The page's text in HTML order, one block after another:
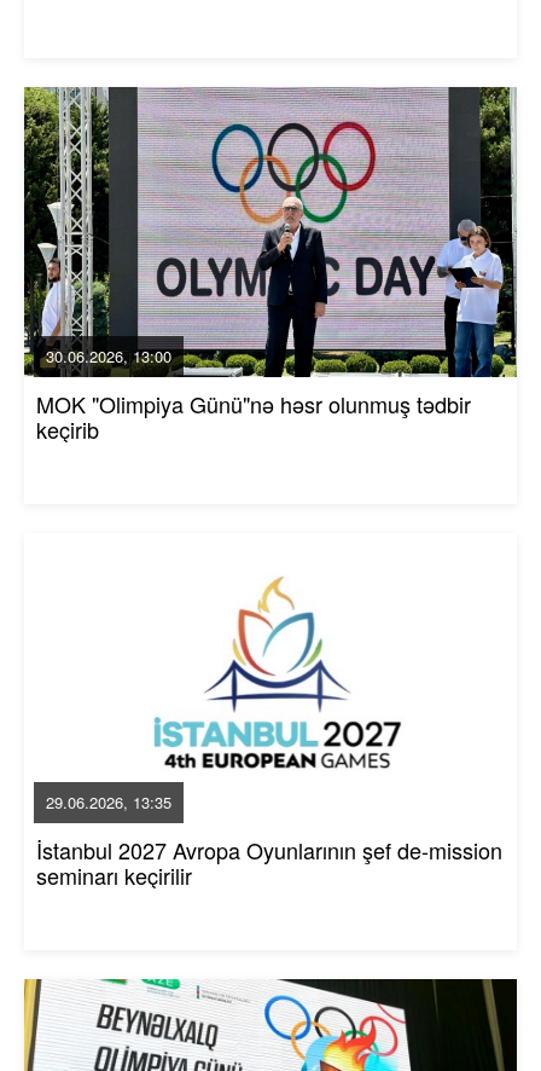
30.06.2026, 13:00
MOK "Olimpiya Günü"nə həsr olunmuş tədbir
keçirib
29.06.2026, 13:35
İstanbul 2027 Avropa Oyunlarının şef de-mission
seminarı keçirilir